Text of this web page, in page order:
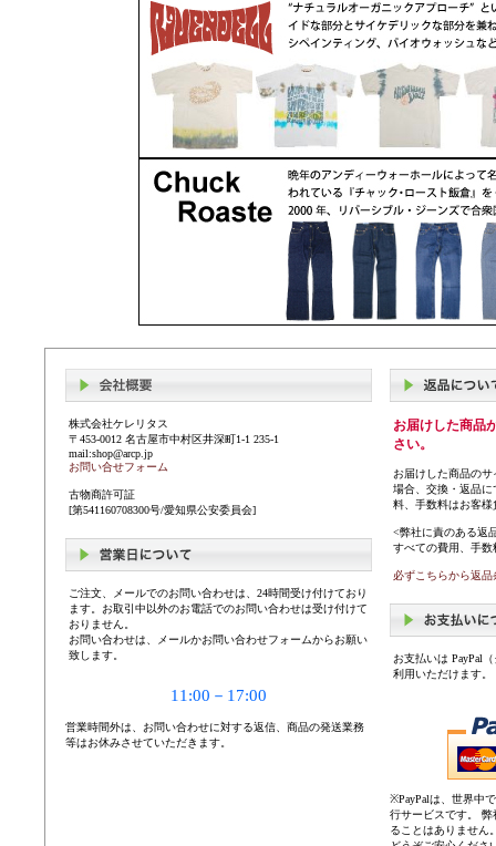
株式会社ケレリタス
〒453-0012 名古屋市中村区井深町1-1 235-1
mail:shop@arcp.jp
お問い合せフォーム
古物商許可証
[第541160708300号/愛知県公安委員会]
ご注文、メールでのお問い合わせは、24時間受け付けており
ます。お取引中以外のお電話でのお問い合わせは受け付けて
おりません。
お問い合わせは、メールかお問い合わせフォームからお願い
致します。
11:00－17:00
営業時間外は、お問い合わせに対する返信、商品の発送業務
等はお休みさせていただきます。
お届けした商品
さい。
お届けした商品の
場合、交換・返品
料、手数料はお客
<弊社に責のある返
すべての費用、手
必ずこちらから返
お支払いは PayPal
利用いただけます。
※PayPalは、世界中
行サービスです。
ることはありません